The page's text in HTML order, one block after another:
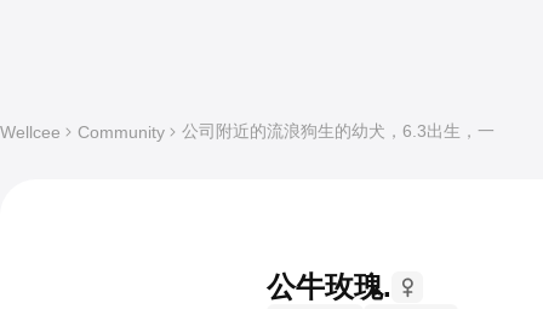
Wellcee Community 公司附近的流浪狗生的幼犬，6.3出生，一
公牛玫瑰.